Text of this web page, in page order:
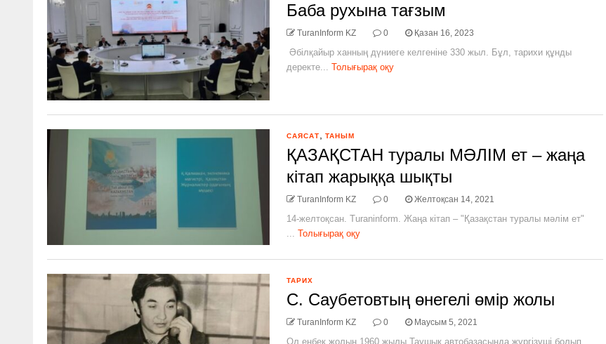
Баба рухына тағзым
TuranInform KZ 0 Қазан 16, 2023
Әбілқайыр ханның дүниеге келгеніне 330 жыл. Бұл, тарихи құнды
деректе... Толығырақ оқу
САЯСАТ ТАНЫМ
ҚАЗАҚСТАН туралы МӘЛІМ ет​​ –​ жаңа
кітап​ жарыққа шықты
TuranInform KZ 0 Желтоқсан 14, 2021
14-желтоқсан. Turaninform. Жаңа кітап –​ ​"Қазақстан туралы мәлім ет"​
... Толығырақ оқу
ТАРИХ
С. Саубетовтың өнегелі өмір жолы
TuranInform KZ 0 Маусым 5, 2021
Ол еңбек жолын 1960 жылы Таушық автобазасында жүргізуші болып